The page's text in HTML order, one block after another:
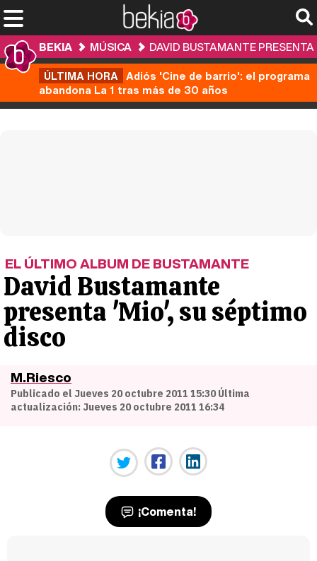
BEKIA MÚSICA
DAVID BUSTAMANTE
ÚLTIMA HORA Adiós 'Cine de barrio': el programa
abandona La 1 tras más de 30 años
EL ÚLTIMO ALBUM DE BUSTAMANTE
David Bustamante
presenta 'Mio', su séptimo
disco
M.Riesco
Publicado el Jueves 20 octubre 2011 15:30 Última
actualización: Jueves 20 octubre 2011 16:34
¡Comenta!